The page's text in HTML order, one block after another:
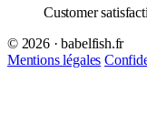
Customer
© 2026 · babelfish.fr
Mentions légales